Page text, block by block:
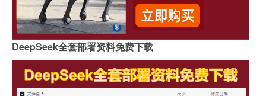
DeepSeek全套部署资料免费下载